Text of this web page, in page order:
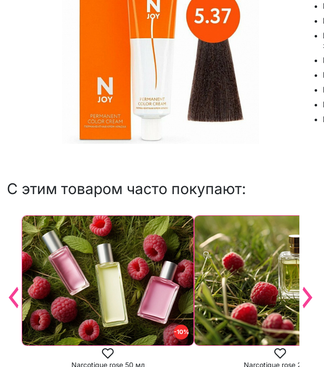
С этим товаром часто покупают:
-10%
Narcotique rose 50 мл Narcotique rose 25 мл